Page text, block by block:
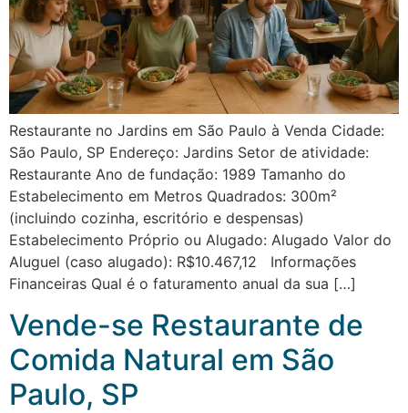
Restaurante no Jardins em São Paulo à Venda Cidade:
São Paulo, SP Endereço: Jardins Setor de atividade:
Restaurante Ano de fundação: 1989 Tamanho do
Estabelecimento em Metros Quadrados: 300m²
(incluindo cozinha, escritório e despensas)
Estabelecimento Próprio ou Alugado: Alugado Valor do
Aluguel (caso alugado): R$10.467,12 Informações
Financeiras Qual é o faturamento anual da sua […]
Vende-se Restaurante de
Comida Natural em São
Paulo, SP